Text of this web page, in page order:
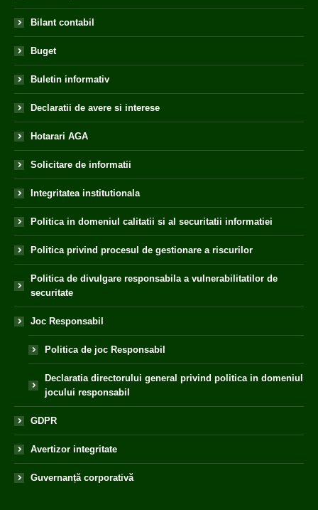
Bilant contabil
Buget
Buletin informativ
Declaratii de avere si interese
Hotarari AGA
Solicitare de informatii
Integritatea institutionala
Politica in domeniul calitatii si al securitatii informatiei
Politica privind procesul de gestionare a riscurilor
Politica de divulgare responsabila a vulnerabilitatilor de
securitate
Joc Responsabil
Politica de joc Responsabil
Declaratia directorului general privind politica in domeniul
jocului responsabil
GDPR
Avertizor integritate
Guvernanță corporativă